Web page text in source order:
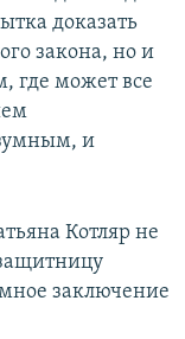
доказать
закона, но и
где может все
и
Котляр не
заключение